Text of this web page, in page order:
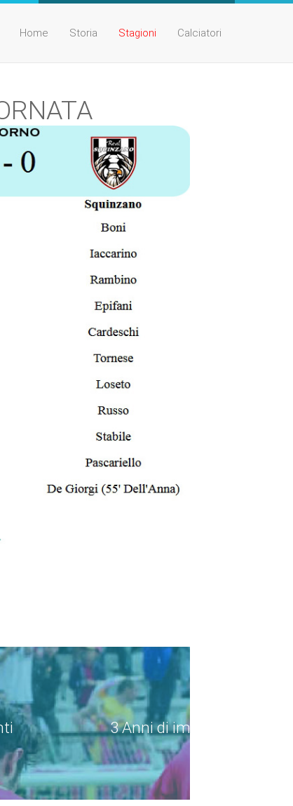
Home Storia Stagioni Calciatori
3 Anni di impegno